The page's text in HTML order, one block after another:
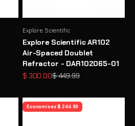
Explore Scientific
Explore Scientific AR102
Air-Spaced Doublet
Refractor - DAR102065-01
Prix de vente
$ 300.00Prix normal
$ 449.99
Economisez $ 244.99